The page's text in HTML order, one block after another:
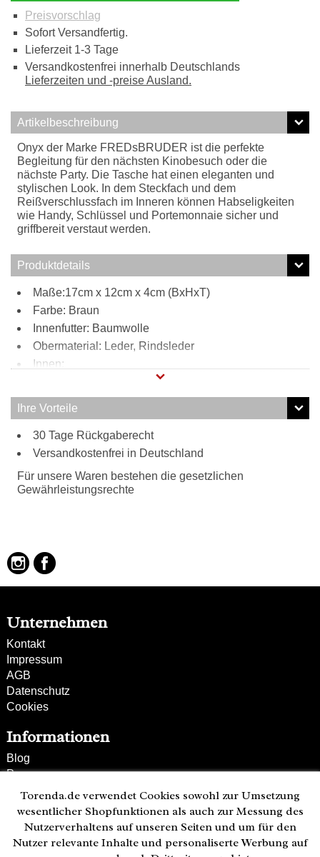
Preisvorschlag
Sofort Versandfertig.
Lieferzeit 1-3 Tage
Versandkostenfrei innerhalb Deutschlands
Lieferzeiten und -preise Ausland.
Artikelbeschreibung
Onyx der Marke FREDsBRUDER ist die perfekte
Begleitung für den nächsten Kinobesuch oder die
nächste Party. Die Tasche hat einen eleganten und
stylischen Look. In dem Steckfach und dem
Reißverschlussfach im Inneren können Habseligkeiten
wie Handy, Schlüssel und Portemonnaie sicher und
griffbereit verstaut werden.
Produktdetails
Maße:17cm x 12cm x 4cm (BxHxT)
Farbe: Braun
Innenfutter: Baumwolle
Obermaterial: Leder, Rindsleder
Innen:
1 Reißverschlussfach
1 Steckfach
Außen:
Glitzer-Optik
Tragweise:
abnehmbare Kette
Ihre Vorteile
30 Tage Rückgaberecht
Versandkostenfrei in Deutschland
Für unsere Waren bestehen die gesetzlichen
Gewährleistungsrechte
Unternehmen
Kontakt
Impressum
AGB
Datenschutz
Cookies
Informationen
Blog
Presse
Partner
Versand und Zahlung
Bestellung wiederrufen
Kunden-Hotline
Torenda.de verwendet Cookies sowohl zur Umsetzung
wesentlicher Shopfunktionen als auch zur Messung des
Nutzerverhaltens auf unseren Seiten und um für den
Nutzer relevante Inhalte und personaliserte Werbung auf